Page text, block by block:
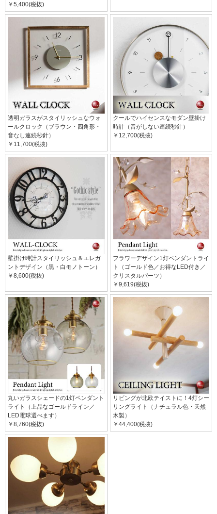
￥5,400(税抜)
透明ガラスがスタイリッシュなウォ
ールクロック（ブラウン・四角形・
音なし連続秒針）
￥11,700(税抜)
クールでハイセンスなモダン壁掛け
時計（音がしない連続秒針）
￥12,700(税抜)
壁掛け時計スタイリッシュ＆エレガ
ントデザイン（黒・白モノトーン）
￥8,600(税抜)
フラワーデザイン1灯ペンダントライ
ト（ゴールド色／お得なLED付き／
クリスタルパーツ）
￥9,619(税抜)
丸いガラスシェードの1灯ペンダント
ライト（上品なゴールドライン／
LED電球選べます）
￥8,760(税抜)
リビングが北欧テイストに！4灯シー
リングライト（ナチュラル色・天然
木製）
￥44,400(税抜)